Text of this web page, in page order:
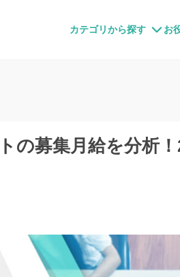
カテゴリから探す お
の募集月給を分析